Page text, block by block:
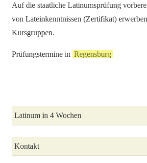
Auf die staatliche Latinumsprüfung
von Lateinkenntnissen (Zertifikat)
Kursgruppen.
Prüfungstermine in Regensburg
Latinum in 4 Wochen
Kontakt